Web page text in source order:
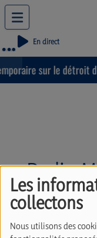
Les
collectons
Nous utilisons des
En direct
sur le détroit
Radio